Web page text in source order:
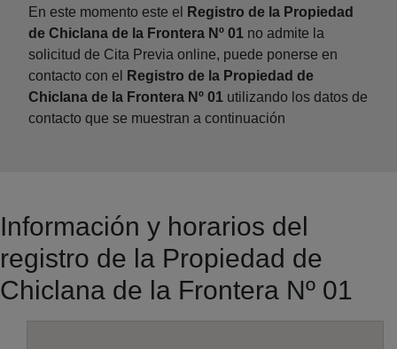
En este momento este el
Registro de la Propiedad
de Chiclana de la Frontera Nº 01 no admite la
solicitud de Cita Previa online, puede ponerse en
contacto con el
Registro de la Propiedad de
Chiclana de la Frontera Nº 01 utilizando los datos de
contacto que se muestran a continuación
Información y horarios del
registro de la Propiedad de
Chiclana de la Frontera Nº 01